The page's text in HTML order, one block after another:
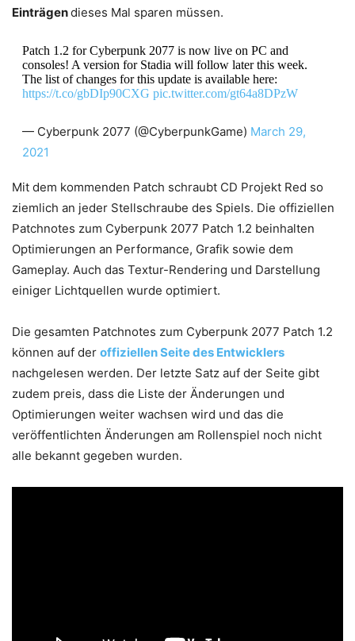
Einträgendieses Mal sparen müssen.
Patch 1.2 for Cyberpunk 2077 is now live on PC and
consoles! A version for Stadia will follow later this week.
The list of changes for this update is available here:
https://t.co/gbDIp90CXG pic.twitter.com/gt64a8DPzW
— Cyberpunk 2077 (@CyberpunkGame) March 29,
2021
Mit dem kommenden Patch schraubt CD Projekt Red so
ziemlich an jeder Stellschraube des Spiels. Die offiziellen
Patchnotes zum Cyberpunk 2077 Patch 1.2 beinhalten
Optimierungen an Performance, Grafik sowie dem
Gameplay. Auch das Textur-Rendering und Darstellung
einiger Lichtquellen wurde optimiert.
Die gesamten Patchnotes zum Cyberpunk 2077 Patch 1.2
können auf der offiziellen Seite des Entwicklers
nachgelesen werden. Der letzte Satz auf der Seite gibt
zudem preis, dass die Liste der Änderungen und
Optimierungen weiter wachsen wird und das die
veröffentlichten Änderungen am Rollenspiel noch nicht
alle bekannt gegeben wurden.